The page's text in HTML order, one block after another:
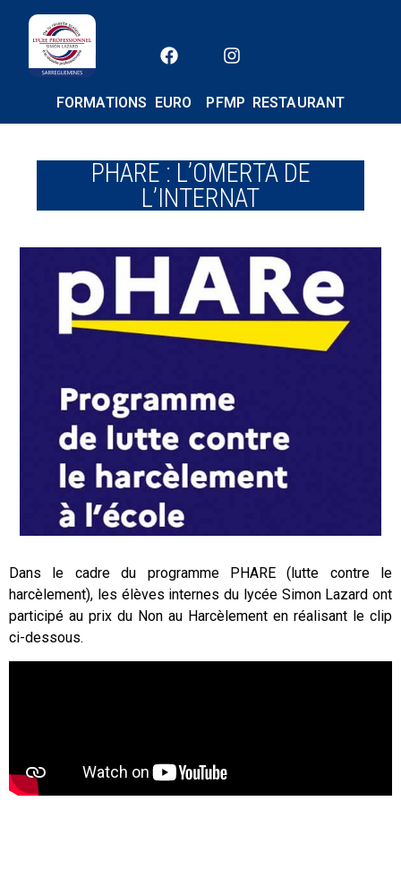
FORMATIONS EURO PFMP RESTAURANT
PHARE : L’OMERTA DE
L’INTERNAT
Dans le cadre du programme PHARE (lutte contre le
harcèlement), les élèves internes du lycée Simon Lazard ont
participé au prix du Non au Harcèlement en réalisant le clip
ci-dessous.